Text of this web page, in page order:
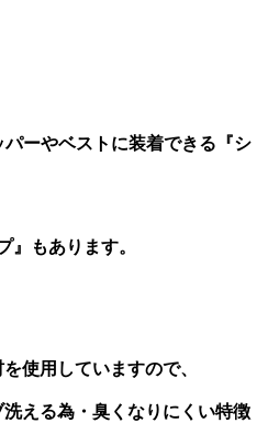
パーやベストに装着できる『シ
』もあります。
使用していますので、
える為・臭くなりにくい特徴